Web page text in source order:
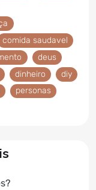
comida saudavel
deus
dinheiro
diy
personas